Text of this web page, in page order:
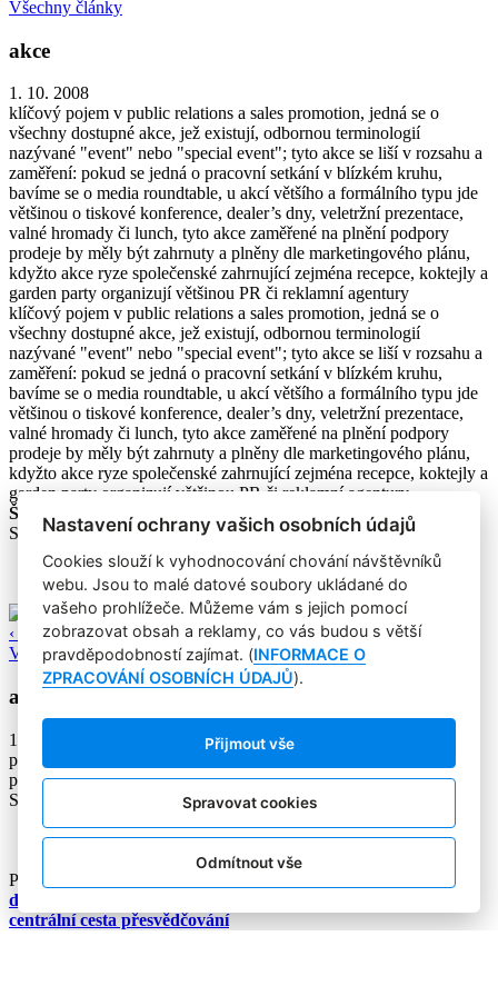
Všechny články
akce
1. 10. 2008
klíčový pojem v public relations a sales promotion, jedná se o
všechny dostupné akce, jež existují, odbornou terminologií
nazývané "event" nebo "special event"; tyto akce se liší v rozsahu a
zaměření: pokud se jedná o pracovní setkání v blízkém kruhu,
bavíme se o media roundtable, u akcí většího a formálního typu jde
většinou o tiskové konference, dealer’s dny, veletržní prezentace,
valné hromady či lunch, tyto akce zaměřené na plnění podpory
prodeje by měly být zahrnuty a plněny dle marketingového plánu,
kdyžto akce ryze společenské zahrnující zejména recepce, koktejly a
garden party organizují většinou PR či reklamní agentury
klíčový pojem v public relations a sales promotion, jedná se o
všechny dostupné akce, jež existují, odbornou terminologií
nazývané "event" nebo "special event"; tyto akce se liší v rozsahu a
zaměření: pokud se jedná o pracovní setkání v blízkém kruhu,
bavíme se o media roundtable, u akcí většího a formálního typu jde
většinou o tiskové konference, dealer’s dny, veletržní prezentace,
valné hromady či lunch, tyto akce zaměřené na plnění podpory
prodeje by měly být zahrnuty a plněny dle marketingového plánu,
kdyžto akce ryze společenské zahrnující zejména recepce, koktejly a
garden party organizují většinou PR či reklamní agentury
Štítky dokumentu:
Reportáže
Sdílejte tento článek:
‹ Zpět
Všechny články
aktivní měřidlo
1. 10. 2008
přenáší do televize polohu recipienta
přenáší do televize polohu recipienta
Sdílejte tento článek:
Podobné články:
deflection
centrální cesta přesvědčování
Nastavení ochrany vašich osobních údajů
Cookies slouží k vyhodnocování chování návštěvníků
webu. Jsou to malé datové soubory ukládané do
vašeho prohlížeče. Můžeme vám s jejich pomocí
zobrazovat obsah a reklamy, co vás budou s větší
pravděpodobností zajímat. (INFORMACE O
ZPRACOVÁNÍ OSOBNÍCH ÚDAJŮ).
Přijmout vše
Spravovat cookies
Odmítnout vše